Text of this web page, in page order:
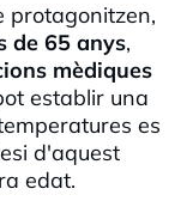
protagonitzen,
de 65 anys,
mèdiques
establir una
es
d'aquest
edat.